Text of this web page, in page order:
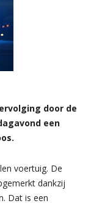
door de
een
voertuig. De
dankzij
Dat is een